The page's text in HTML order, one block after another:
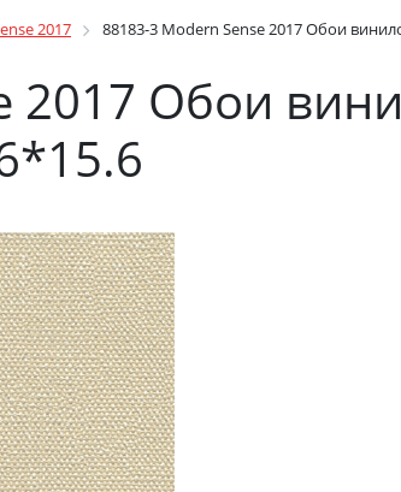
2017 88183-3 Modern Sense 2017 Обои
2017 Обои